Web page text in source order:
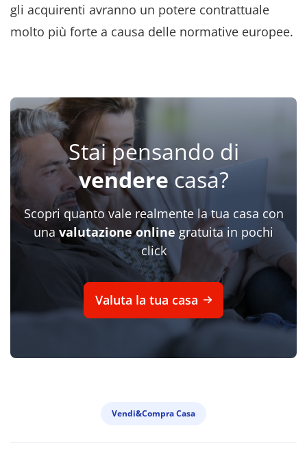
gli acquirenti avranno un potere contrattuale
molto più forte a causa delle normative europee.
Stai pensando di
vendere casa?
Scopri quanto vale realmente la tua casa con
una valutazione onlinegratuita in pochi
click
Valuta la tua casa
Vendi&Compra Casa